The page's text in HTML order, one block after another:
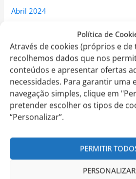
Política de
Através de cookies (próprios e de
recolhemos dados que nos
conteúdos e apresentar ofertas
necessidades. Para garantir uma
navegação simples, clique em
pretender escolher os tipos de
“Personalizar”.
PERMITIR
PERSONALIZAR
Abril 2024
Fevereiro 2024
Janeiro 2024
Dezembro 2023
Novembro 2023
Outubro 2023
Julho 2023